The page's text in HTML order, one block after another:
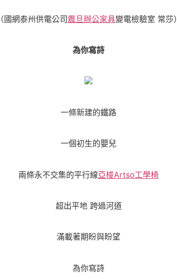
（國網泰州供電公司震旦辦公家具變電檢驗室 常莎）
為你寫詩
一條新建的鐵路
一個初生的嬰兒
兩條永不交集的平行線亞梭Artso工學椅
超出平地 跨過河道
滿載著期盼與盼望
為你寫詩